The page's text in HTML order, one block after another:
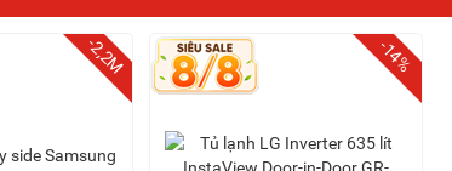
-2,2M -14%